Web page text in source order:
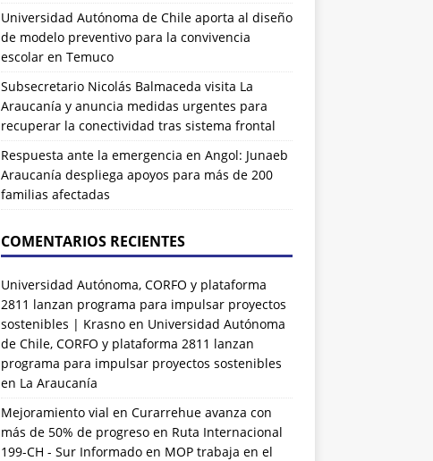
Universidad Autónoma de Chile aporta al diseño
de modelo preventivo para la convivencia
escolar en Temuco
Subsecretario Nicolás Balmaceda visita La
Araucanía y anuncia medidas urgentes para
recuperar la conectividad tras sistema frontal
Respuesta ante la emergencia en Angol: Junaeb
Araucanía despliega apoyos para más de 200
familias afectadas
COMENTARIOS RECIENTES
Universidad Autónoma, CORFO y plataforma
2811 lanzan programa para impulsar proyectos
sostenibles | Krasnoen Universidad Autónoma
de Chile, CORFO y plataforma 2811 lanzan
programa para impulsar proyectos sostenibles
en La Araucanía
Mejoramiento vial en Curarrehue avanza con
más de 50% de progreso en Ruta Internacional
199-CH - Sur Informadoen MOP trabaja en el